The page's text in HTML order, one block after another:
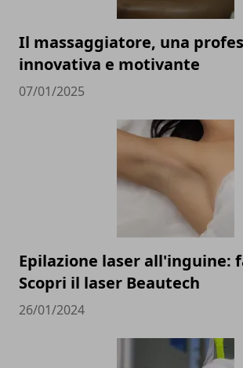
Il massaggiatore, una
innovativa e motivante
07/01/2025
Epilazione laser all'inguine:
Scopri il laser Beautech
26/01/2024